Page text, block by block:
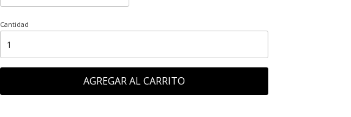
Cantidad
AGREGAR AL CARRITO